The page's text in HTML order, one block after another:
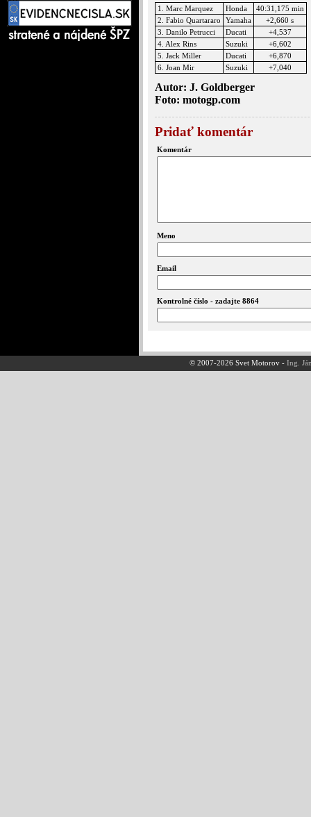
1. Marc Marquez Honda
40:31,175 min
2. Fabio Quartararo
Yamaha
+2,660 s
3. Danilo Petrucci
Ducati
+4,537
4. Alex Rins
Suzuki
+6,602
5. Jack Miller
Ducati
+6,870
6. Joan Mir
Suzuki +7,040
Autor: J. Goldberger
Foto: motogp.com
Pridať komentár
Komentár
Meno
Email
Kontrolné číslo - zadajte 8864
© 2007-2026 Svet Motorov -Ing.